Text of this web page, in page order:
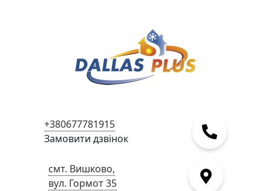
+380677781915
Замовити дзвінок
смт. Вишково,
вул. Гормот 35